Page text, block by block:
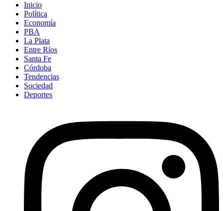
Inicio
Política
Economía
PBA
La Plata
Entre Ríos
Santa Fe
Córdoba
Tendencias
Sociedad
Deportes